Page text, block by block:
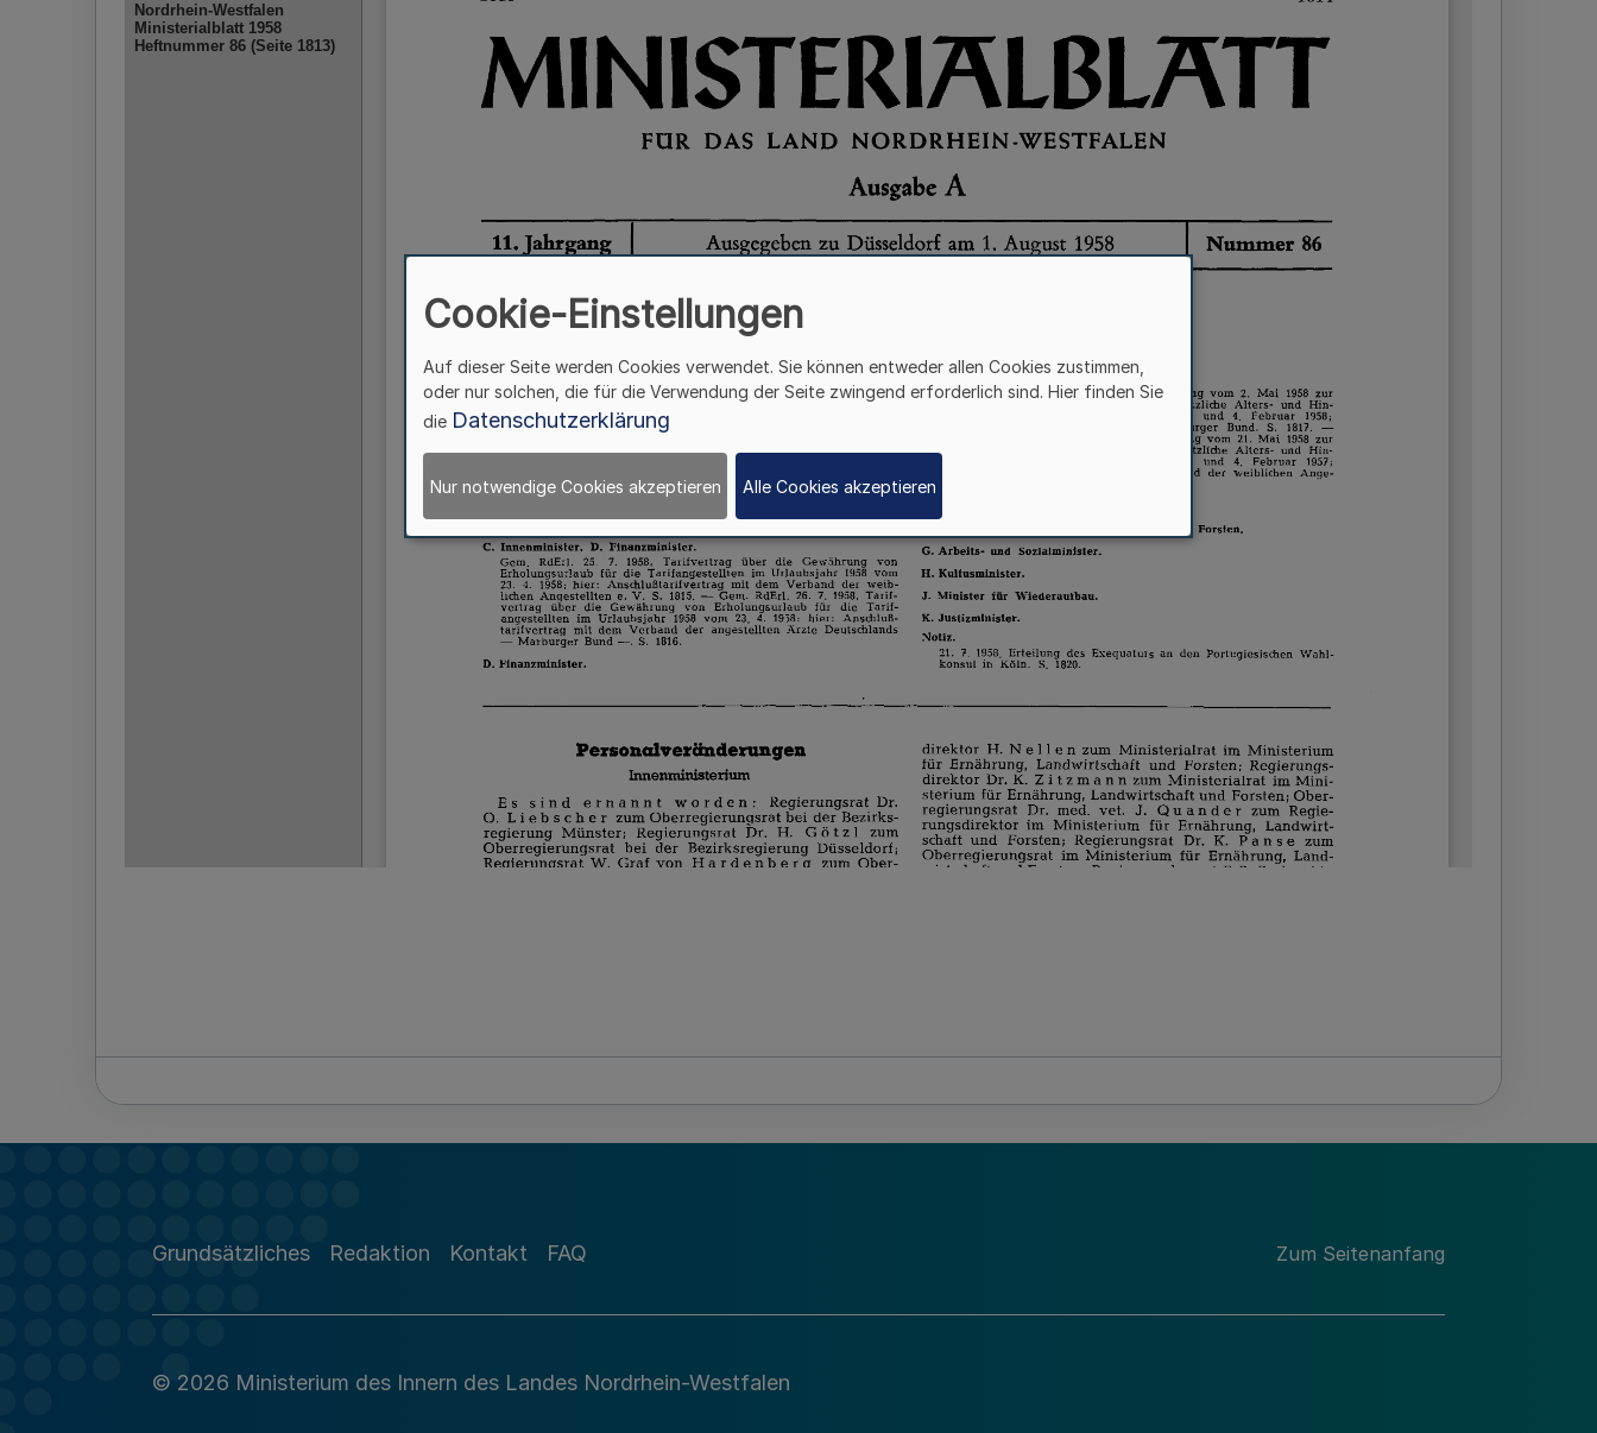
Grundsätzliches Redaktion Kontakt FAQ Zum Seitenanfang
© 2026 Ministerium des Innern des Landes Nordrhein-Westfalen
Cookie-Einstellungen
Auf dieser Seite werden Cookies verwendet. Sie können entweder allen Cookies zustimmen,
oder nur solchen, die für die Verwendung der Seite zwingend erforderlich sind. Hier finden Sie
die Datenschutzerklärung
Nur notwendige Cookies akzeptieren Alle Cookies akzeptieren